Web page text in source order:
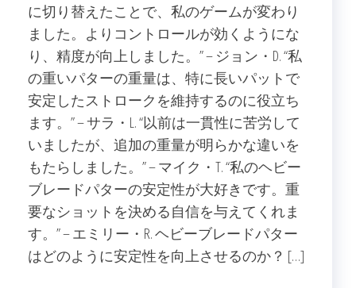
に切り替えたことで、私のゲームが変わり
ました。よりコントロールが効くようにな
り、精度が向上しました。” – ジョン・D. “私
の重いパターの重量は、特に長いパットで
安定したストロークを維持するのに役立ち
ます。” – サラ・L. “以前は一貫性に苦労して
いましたが、追加の重量が明らかな違いを
もたらしました。” – マイク・T. “私のヘビー
ブレードパターの安定性が大好きです。重
要なショットを決める自信を与えてくれま
す。” – エミリー・R. ヘビーブレードパター
はどのように安定性を向上させるのか？ […]